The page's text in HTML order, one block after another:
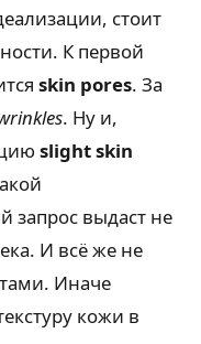
стоит
К первой
skin pores. За
. Ну и,
slight skin
выдаст не
И всё же не
Иначе
кожи в